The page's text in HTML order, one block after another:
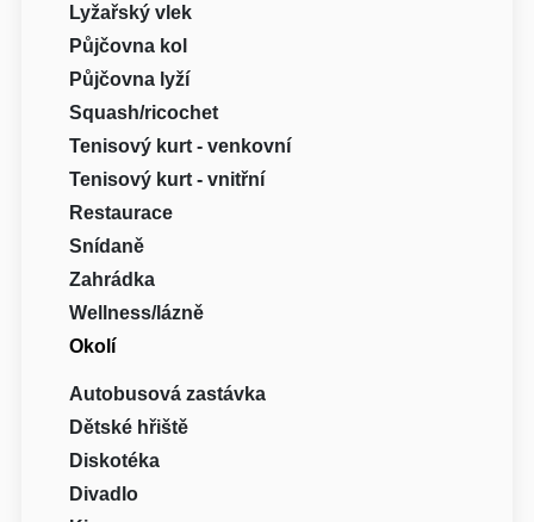
Lyžařský vlek
Půjčovna kol
Půjčovna lyží
Squash/ricochet
Tenisový kurt - venkovní
Tenisový kurt - vnitřní
Restaurace
Snídaně
Zahrádka
Wellness/lázně
Okolí
Autobusová zastávka
Dětské hřiště
Diskotéka
Divadlo